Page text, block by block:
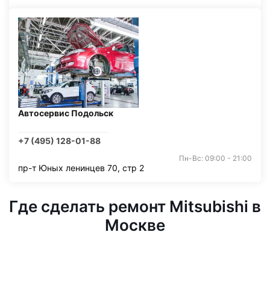
Автосервис Подольск
+7 (495) 128-01-88
Пн-Вс: 09:00 - 21:00
пр-т Юных ленинцев 70, стр 2
Где сделать ремонт Mitsubishi в
Москве